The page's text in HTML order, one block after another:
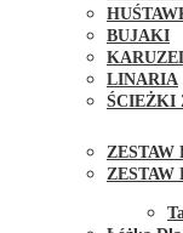
BUJAKI
LINARIA
ŚCIEŻKI
ZESTAW
ZESTAW